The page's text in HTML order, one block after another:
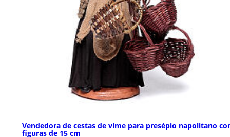
Vendedora de cestas de vime para presépio napolitano
figuras de 15 cm